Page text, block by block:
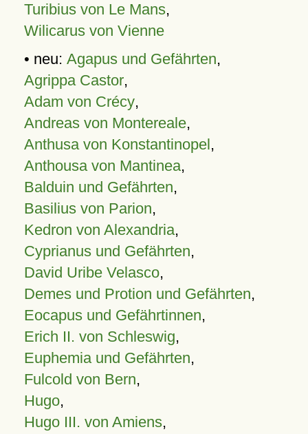
Turibius von Le Mans,
Wilicarus von Vienne
• neu: Agapus und Gefährten,
Agrippa Castor,
Adam von Crécy,
Andreas von Montereale,
Anthusa von Konstantinopel,
Anthousa von Mantinea,
Balduin und Gefährten,
Basilius von Parion,
Kedron von Alexandria,
Cyprianus und Gefährten,
David Uribe Velasco,
Demes und Protion und Gefährten,
Eocapus und Gefährtinnen,
Erich II. von Schleswig,
Euphemia und Gefährten,
Fulcold von Bern,
Hugo,
Hugo III. von Amiens,